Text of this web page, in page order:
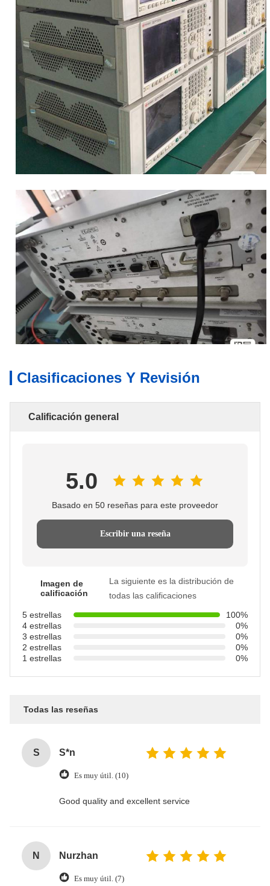
Clasificaciones Y Revisión
Calificación general
5.0
Basado en 50 reseñas para este proveedor
Escribir una reseña
Imagen de
calificación
La siguiente es la distribución de
todas las calificaciones
5 estrellas
100%
4 estrellas
0%
3 estrellas
0%
2 estrellas
0%
1 estrellas
0%
Todas las reseñas
S S*n
Es muy útil. (10)
Good quality and excellent service
N Nurzhan
Es muy útil. (7)